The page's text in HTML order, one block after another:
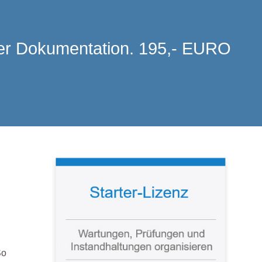
Dokumentation. 195,- EURO